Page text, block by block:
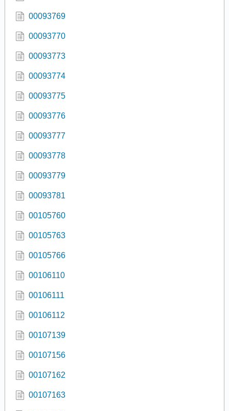
00093769
00093770
00093773
00093774
00093775
00093776
00093777
00093778
00093779
00093781
00105760
00105763
00105766
00106110
00106111
00106112
00107139
00107156
00107162
00107163